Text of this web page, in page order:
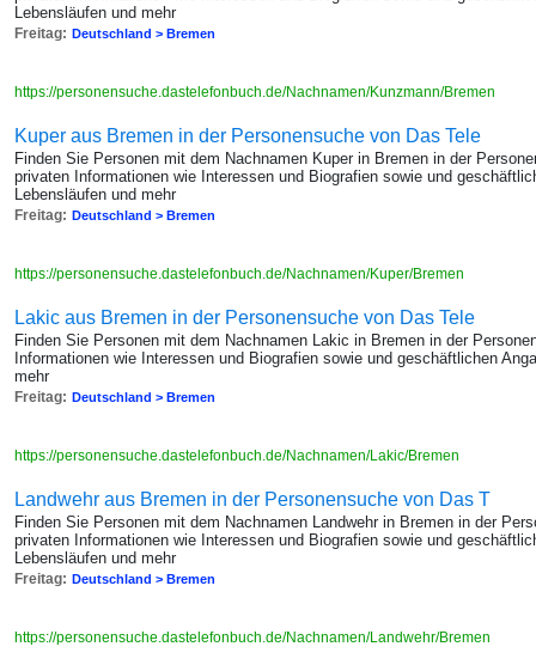
Lebensläufen und mehr
Freitag: Deutschland > Bremen
https://personensuche.dastelefonbuch.de/Nachnamen/Kunzmann/Bremen
Kuper aus Bremen in der Personensuche von Das Tele
Finden Sie Personen mit dem Nachnamen Kuper in Bremen in der
privaten Informationen wie Interessen und Biografien sowie und
Lebensläufen und mehr
Freitag: Deutschland > Bremen
https://personensuche.dastelefonbuch.de/Nachnamen/Kuper/Bremen
Lakic aus Bremen in der Personensuche von Das Tele
Finden Sie Personen mit dem Nachnamen Lakic in Bremen in der
Informationen wie Interessen und Biografien sowie und geschäftlichen
mehr
Freitag: Deutschland > Bremen
https://personensuche.dastelefonbuch.de/Nachnamen/Lakic/Bremen
Landwehr aus Bremen in der Personensuche von Das T
Finden Sie Personen mit dem Nachnamen Landwehr in Bremen in der
privaten Informationen wie Interessen und Biografien sowie und
Lebensläufen und mehr
Freitag: Deutschland > Bremen
https://personensuche.dastelefonbuch.de/Nachnamen/Landwehr/Bremen